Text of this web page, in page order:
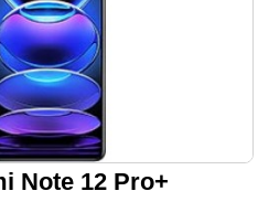
Note 12 Pro+